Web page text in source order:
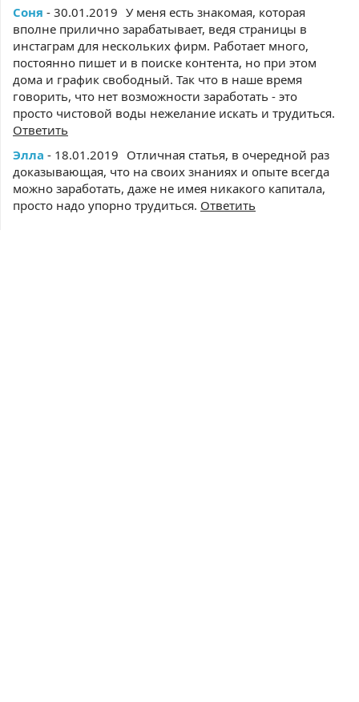
Соня - 30.01.2019 У меня есть знакомая, которая
вполне прилично зарабатывает, ведя страницы в
инстаграм для нескольких фирм. Работает много,
постоянно пишет и в поиске контента, но при этом
дома и график свободный. Так что в наше время
говорить, что нет возможности заработать - это
просто чистовой воды нежелание искать и трудиться.
Ответить
Элла - 18.01.2019 Отличная статья, в очередной раз
доказывающая, что на своих знаниях и опыте всегда
можно заработать, даже не имея никакого капитала,
просто надо упорно трудиться. Ответить